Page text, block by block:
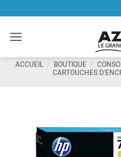
contenu
ACCUEIL / BOUTIQUE /
CARTOUCHES